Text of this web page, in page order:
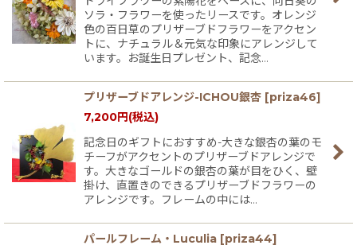
ソラ・フラワーを使ったリースです。オレンジ
色の百日草のプリザーブドフラワーをアクセン
トに、ナチュラル＆元気な印象にアレンジして
います。お誕生日プレゼント、記念…
プリザーブドアレンジ-ICHOU銀杏 [priza46]
7,200円(税込)
記念日のギフトにおすすめ-大きな銀杏の葉のモ
チーフがアクセントのプリザーブドアレンジで
す。大きなゴールドの銀杏の葉が目をひく、壁
掛け、直置きのできるプリザーブドフラワーの
アレンジです。フレームの中には…
パールフレーム・Luculia [priza44]